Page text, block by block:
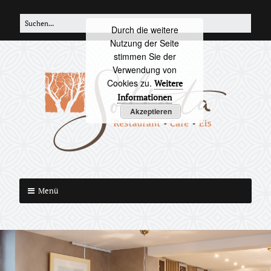
Inhalt
springen
Search
for:
S
o
l
Menü
Durch die weitere
Nutzung der Seite
stimmen Sie der
Verwendung von
Cookies zu. Weitere
Informationen
Akzeptieren